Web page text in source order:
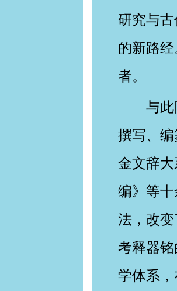
研究与
的新路
者。
与
撰写、
金文辞
编》等
法，改
考释器
学体系